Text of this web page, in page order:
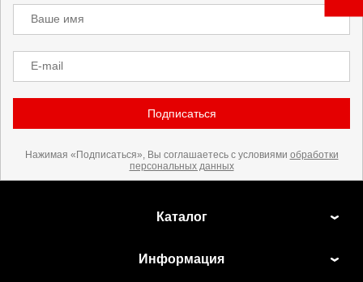
Ваше имя
E-mail
Подписаться
Нажимая «Подписаться», Вы соглашаетесь с условиями обработки
персональных данных
Каталог
Информация